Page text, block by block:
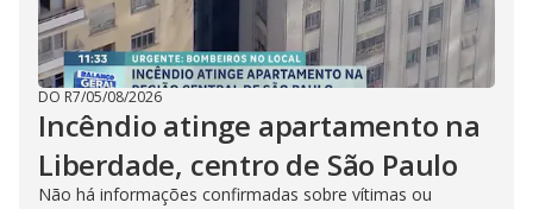
DO R7/05/08/2026
Incêndio atinge apartamento na
Liberdade, centro de São Paulo
Não há informações confirmadas sobre vítimas ou